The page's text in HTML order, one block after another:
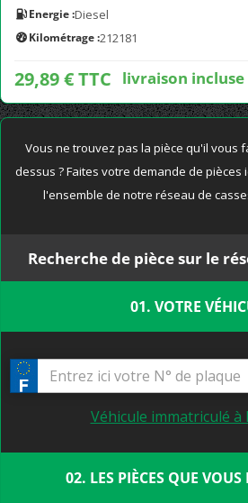
Energie :Diesel
Kilométrage :212181
29,89 € TTC livraison incluse
Vous ne trouvez pas la pièce qu'il vous
dessus ? Faites votre demande de pièces
l'ensemble de notre réseau de
Recherche de pièce sur le
01. VOTRE
Véhicule immatriculé
02. LES PIÈCES QUE VOUS